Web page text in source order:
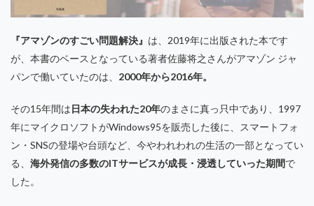
『アマゾンのすごい問題解決』 は、2019年に出版された本です
が、本書のベースとなっている著者佐藤将之さんがアマゾン ジャ
パンで働いていたのは、 2000年から2016年。
その15年間は日本の失われた20年のまさに真っ只中であり、1997
年にマイクロソフトがWindows95を販売した後に、スマートフォ
ン・SNSの登場や台頭など、今やわれわれの生活の一部となってい
る、 海外発信の多数のITサービスが成長・浸透していった期間で
した。